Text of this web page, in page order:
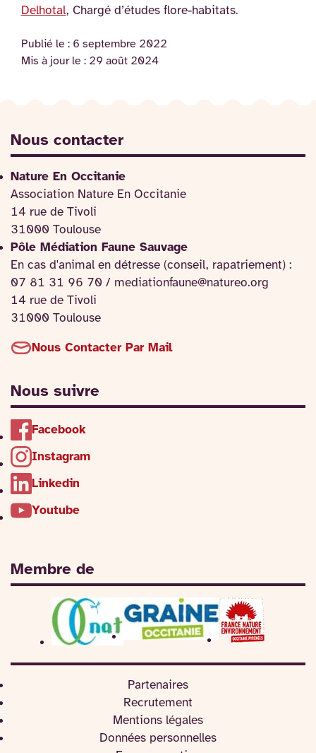
Delhotal, Chargé d’études flore-habitats.
Publié le : 6 septembre 2022
Mis à jour le : 29 août 2024
Nous contacter
Nature En Occitanie
Association Nature En Occitanie
14 rue de Tivoli
31000 Toulouse
Pôle Médiation Faune Sauvage
En cas d'animal en détresse (conseil, rapatriement) :
07 81 31 96 70 / mediationfaune@natureo.org
14 rue de Tivoli
31000 Toulouse
Nous Contacter Par Mail
Nous suivre
Facebook
Instagram
Linkedin
Youtube
Membre de
Partenaires
Recrutement
Mentions légales
Données personnelles